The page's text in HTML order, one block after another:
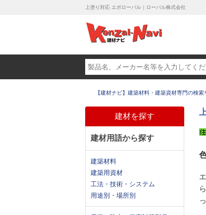
上塗り対応 エポローバル｜ローバル株式会社
【建材ナビ】建築材料・建築資材専門の検索
建材を探す
建材用語から探す
建築材料
建築用資材
工法・技術・システム
用途別・場所別